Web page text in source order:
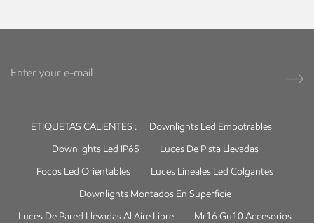
ETIQUETAS CALIENTES :
Downlights Led Empotrables
Downlights Led IP65
Luces De Pista Llevadas
Focos Led Orientables
Luces Lineales Led Colgantes
Downlights Montados En Superficie
Luces De Pared Llevadas Al Aire Libre
Mr16 Gu10 Accesorios